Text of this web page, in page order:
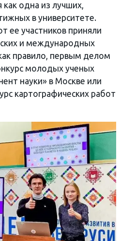
как одна из лучших,
в университете.
ее участников приняли
и международных
правило, первым делом
молодых ученых
науки» в Москве или
картографических работ